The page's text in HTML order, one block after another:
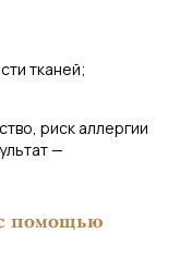
тканей;
риск аллергии
—
помощью